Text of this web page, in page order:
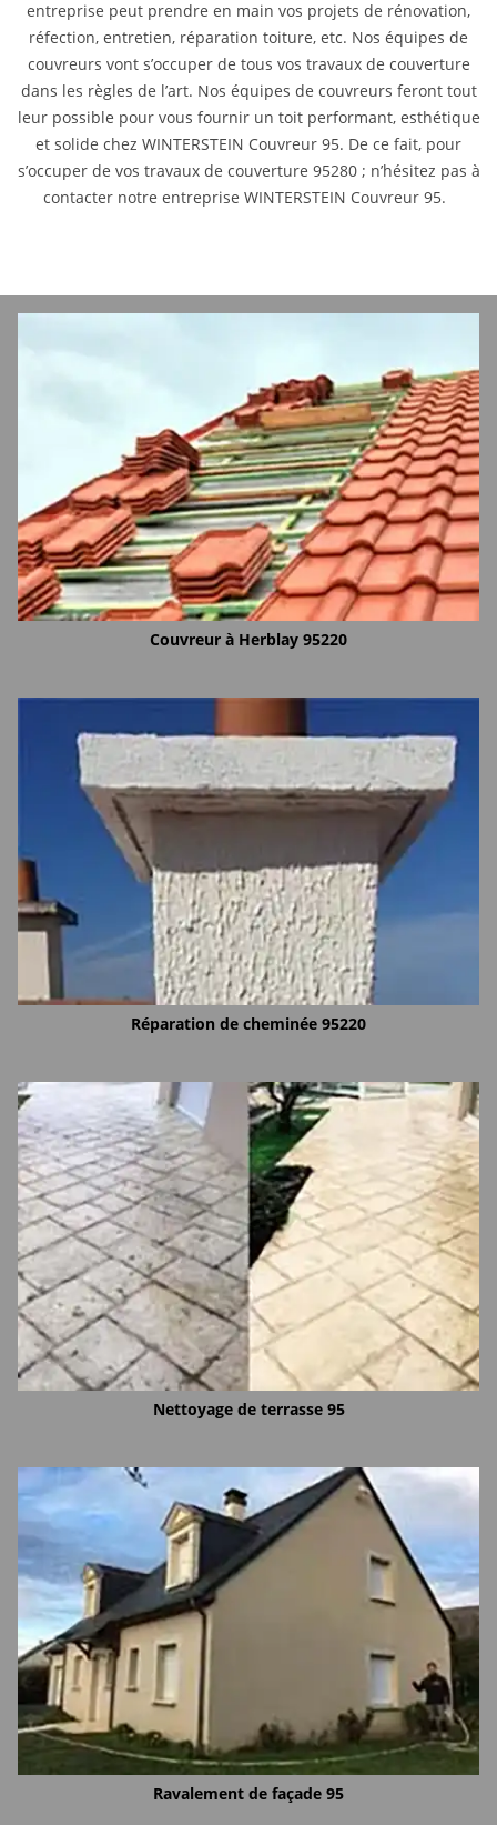
entreprise peut prendre en main vos projets de rénovation,
réfection, entretien, réparation toiture, etc. Nos équipes de
couvreurs vont s’occuper de tous vos travaux de couverture
dans les règles de l’art. Nos équipes de couvreurs feront tout
leur possible pour vous fournir un toit performant, esthétique
et solide chez WINTERSTEIN Couvreur 95. De ce fait, pour
s’occuper de vos travaux de couverture 95280 ; n’hésitez pas à
contacter notre entreprise WINTERSTEIN Couvreur 95.
Couvreur à Herblay 95220
Réparation de cheminée 95220
Nettoyage de terrasse 95
Ravalement de façade 95